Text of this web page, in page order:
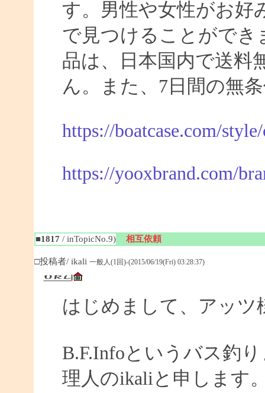
す。男性や女性がお好
で見つけることができ
品は、日本国内で送料
ん。また、7日間の無
https://boatcase.com/
https://yooxbrand.com/
■1817 / inTopicNo.9) 相互依頼
□投稿者/ ikali 一般人(1回)-(2015/06/19(Fri) 03:28:37)
はじめまして、アッツ
B.F.Infoというバス釣
理人のikaliと申します